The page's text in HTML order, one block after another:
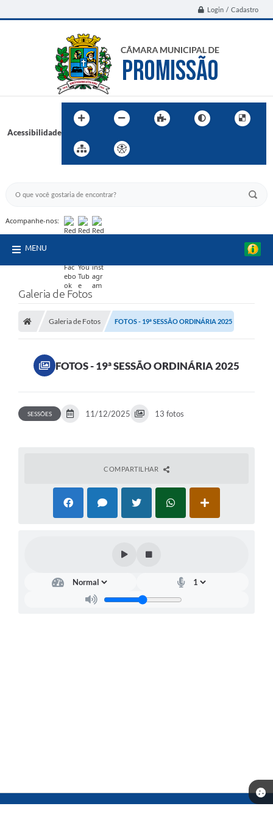
Login / Cadastro
Acessibilidade
Acompanhe-nos:
MENU
Galeria de Fotos
Galeria de Fotos FOTOS - 19ª SESSÃO ORDINÁRIA 2025
FOTOS - 19ª SESSÃO ORDINÁRIA 2025
SESSÕES 11/12/2025 13 fotos
COMPARTILHAR